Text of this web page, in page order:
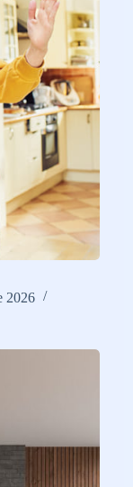
2026